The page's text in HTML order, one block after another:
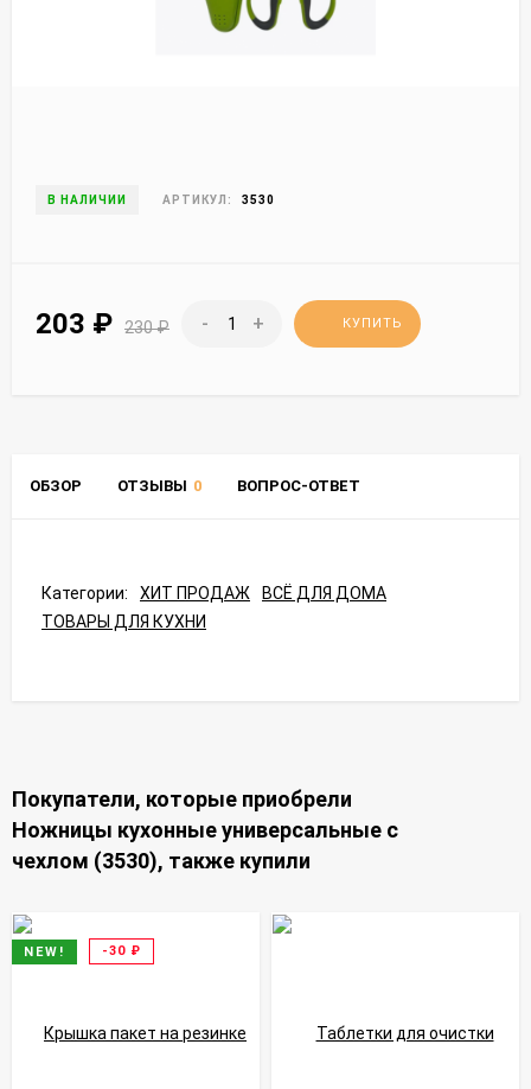
В НАЛИЧИИ АРТИКУЛ: 3530
203 ₽ 230₽ - + КУПИТЬ
ОБЗОР ОТЗЫВЫ 0 ВОПРОС-ОТВЕТ
Категории: ХИТ ПРОДАЖ
ВСЁ ДЛЯ ДОМА
ТОВАРЫ ДЛЯ КУХНИ
Покупатели, которые приобрели
Ножницы кухонные универсальные с
чехлом (3530), также купили
NEW! -30 ₽